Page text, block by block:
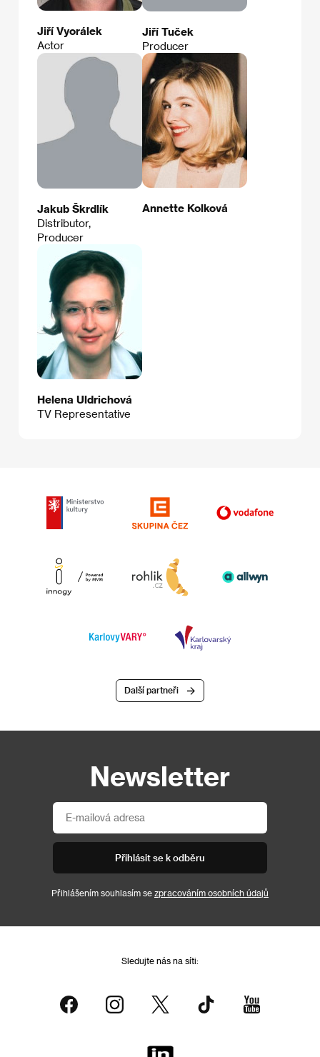
Jiří Vyorálek
Actor
Jiří Tuček
Producer
Jakub Škrdlík
Distributor,
Producer
Annette Kolková
Helena Uldrichová
TV Representative
Další partneři
Newsletter
Přihlásit se k odběru
Přihlášením souhlasím se zpracováním osobních údajů
Sledujte nás na síti: